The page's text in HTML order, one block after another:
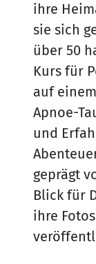
ihre
sie sich
über 50
Kurs für
auf
Apnoe-
und
geprägt
Blick für
ihre